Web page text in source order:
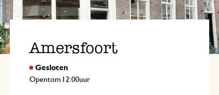
Amersfoort
Opentom uur